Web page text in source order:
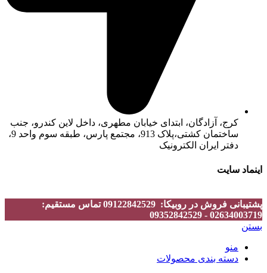
کرج، آزادگان، ابتدای خیابان مطهری، داخل لاین کندرو، جنب
ساختمان کشتی،پلاک 913، مجتمع پارس، طبقه سوم واحد 9،
دفتر ایران الکترونیک
اینماد سایت
پشتیبانی فروش در روبیکا: 09122842529 تماس مستقیم:
02634003719 - 09352842529
بستن
منو
دسته بندی محصولات